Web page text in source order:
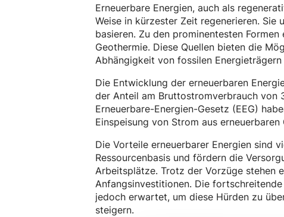
Erneuerbare Energien, auch als
Weise in kürzester Zeit regenerieren.
basieren. Zu den prominentesten
Geothermie. Diese Quellen bieten die
Abhängigkeit von fossilen Energieträgern
Die Entwicklung der erneuerbaren
der Anteil am Bruttostromverbrauch von
Erneuerbare-Energien-Gesetz (EEG)
Einspeisung von Strom aus
Die Vorteile erneuerbarer Energien sind
Ressourcenbasis und fördern die
Arbeitsplätze. Trotz der Vorzüge stehen
Anfangsinvestitionen. Die
jedoch erwartet, um diese Hürden zu
steigern.